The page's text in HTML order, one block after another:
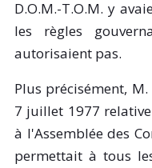
D.O.M.-T.O.M. y
les règles
autorisaient pas.
Plus précisément,
7 juillet 1977
à l'Assemblée des
permettait à tous